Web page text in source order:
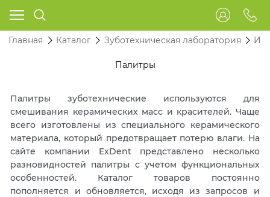
Главная Каталог Зуботехническая лаборатория
Палитры
Палитры зуботехнические используются для
смешивания керамических масс и красителей. Чаще
всего изготовлены из специального керамического
материала, который предотвращает потерю влаги. На
сайте компании ExDent представлено несколько
разновидностей палитры с учетом функциональных
особенностей. Каталог товаров постоянно
пополняется и обновляется, исходя из запросов и